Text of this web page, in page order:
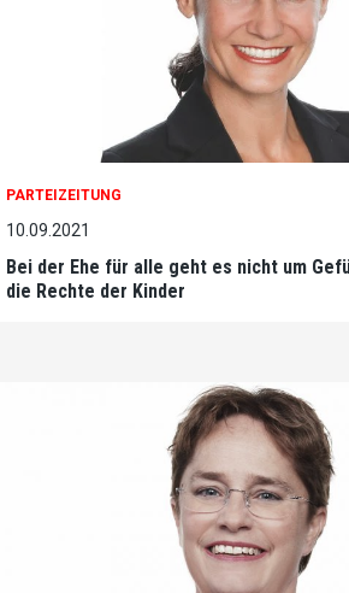
PARTEIZEITUNG
10.09.2021
Bei der Ehe für alle geht es nicht um
die Rechte der Kinder